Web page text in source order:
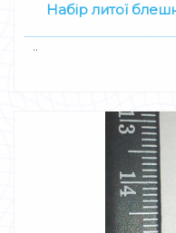
Набір литої
..